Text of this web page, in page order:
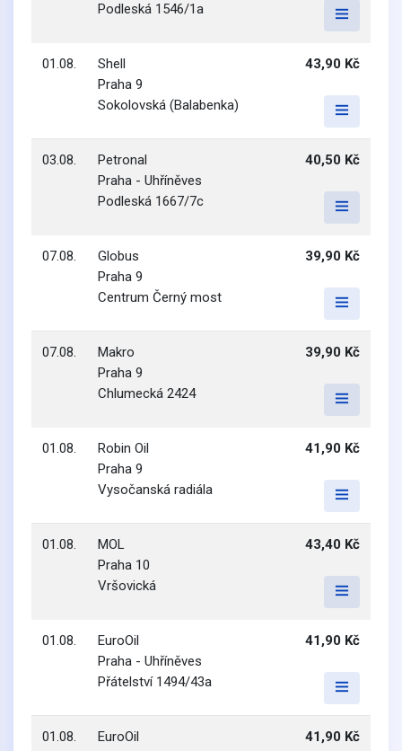
Podleská 1546/1a
01.08.
Shell
Praha 9
Sokolovská (Balabenka)
43,90 Kč
03.08.
Petronal
Praha - Uhříněves
Podleská 1667/7c
40,50 Kč
07.08.
Globus
Praha 9
Centrum Černý most
39,90 Kč
07.08.
Makro
Praha 9
Chlumecká 2424
39,90 Kč
01.08.
Robin Oil
Praha 9
Vysočanská radiála
41,90 Kč
01.08.
MOL
Praha 10
Vršovická
43,40 Kč
01.08.
EuroOil
Praha - Uhříněves
Přátelství 1494/43a
41,90 Kč
01.08.
EuroOil
41,90 Kč